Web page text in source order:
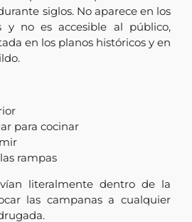
siglos. No aparece en los
y no es accesible al público,
en los planos históricos y en
para cocinar
rampas
literalmente dentro de la
las campanas a cualquier